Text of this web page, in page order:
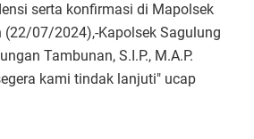
serta konfirmasi di Mapolsek
(22/07/2024),-Kapolsek Sagulung
Tambunan, S.I.P., M.A.P.
kami tindak lanjuti" ucap